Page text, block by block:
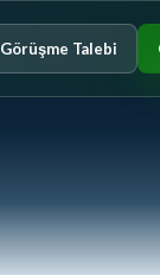
Görüşme Talebi